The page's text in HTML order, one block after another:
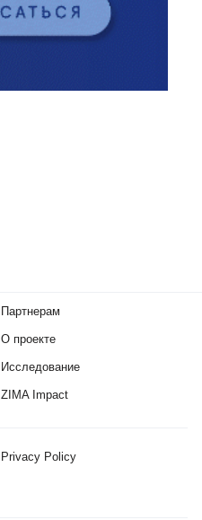
Партнерам
О проекте
Исследование
ZIMA Impact
Privacy Policy